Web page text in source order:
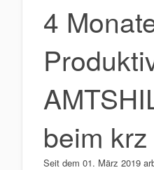
4
beim
Seit dem 01. März 2019